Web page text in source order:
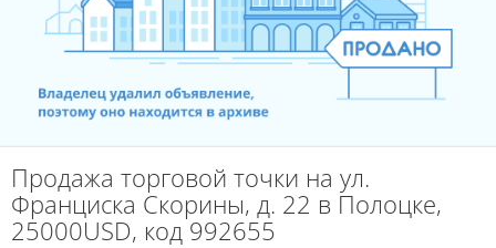
Продажа торговой точки на ул.
Франциска Скорины, д. 22 в Полоцке,
25000USD, код 992655